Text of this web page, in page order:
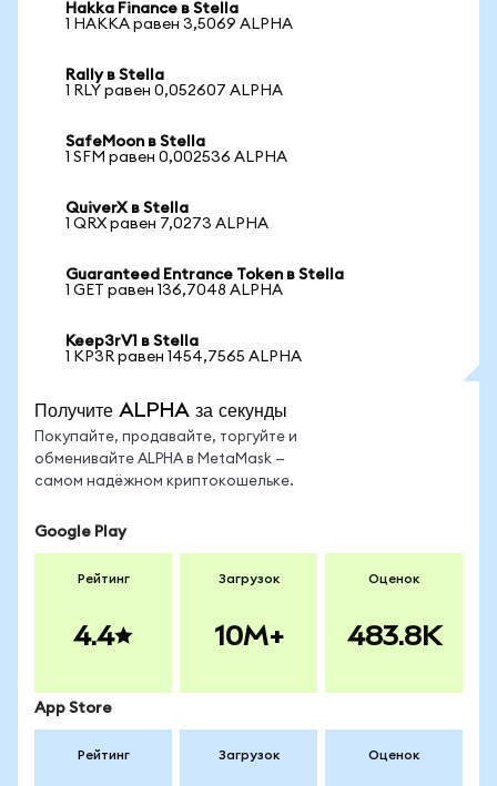
Hakka Finance в Stella
1 HAKKA равен 3,5069 ALPHA
Rally в Stella
1 RLY равен 0,052607 ALPHA
SafeMoon в Stella
1 SFM равен 0,002536 ALPHA
QuiverX в Stella
1 QRX равен 7,0273 ALPHA
Guaranteed Entrance Token в Stella
1 GET равен 136,7048 ALPHA
Keep3rV1 в Stella
1 KP3R равен 1454,7565 ALPHA
Получите ALPHA за секунды
Покупайте, продавайте, торгуйте и
обменивайте ALPHA в MetaMask —
самом надёжном криптокошельке.
Google Play
Рейтинг
4.4
Загрузок
10M+
Оценок
483.8K
App Store
Рейтинг Загрузок Оценок